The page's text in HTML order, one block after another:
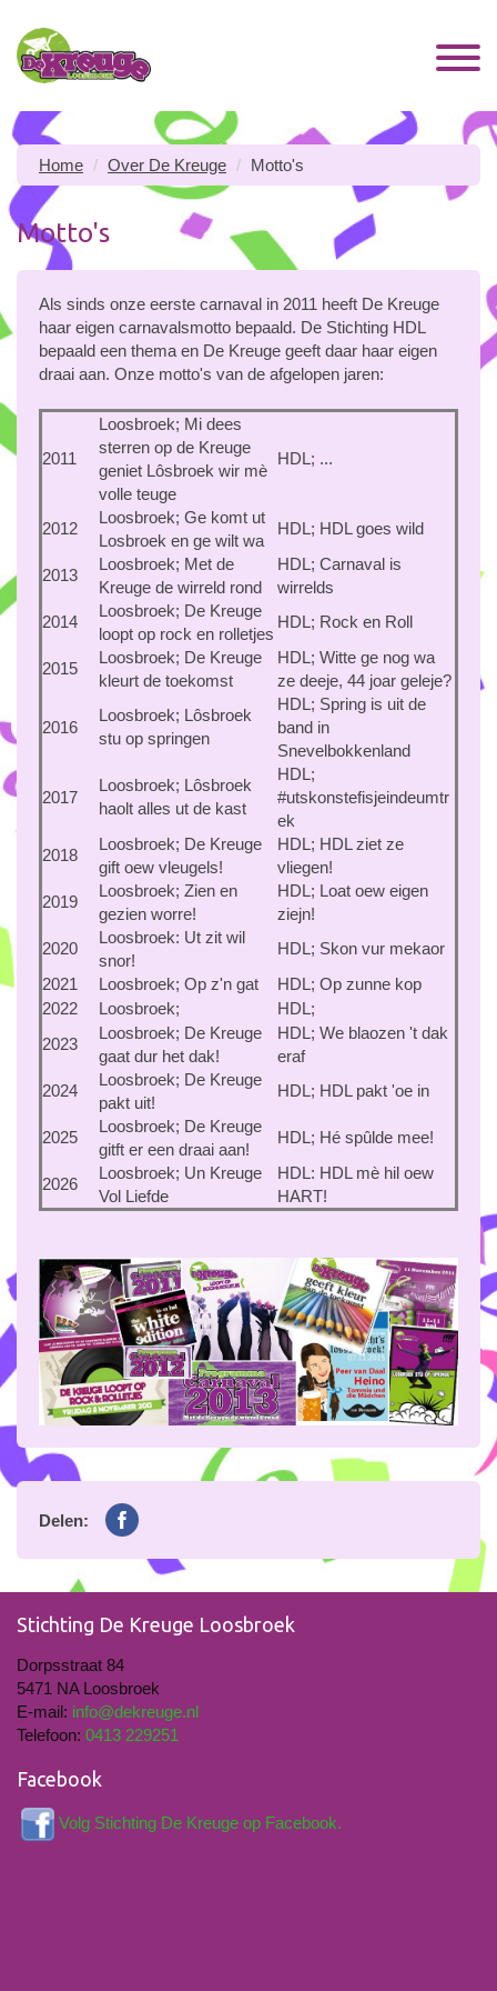
Home Over De Kreuge Motto's
Motto's
Als sinds onze eerste carnaval in 2011 heeft De Kreuge
haar eigen carnavalsmotto bepaald. De Stichting HDL
bepaald een thema en De Kreuge geeft daar haar eigen
draai aan. Onze motto's van de afgelopen jaren:
2011
Loosbroek; Mi dees
sterren op de Kreuge
geniet Lôsbroek wir mè
volle teuge
HDL; ...
2012
Loosbroek; Ge komt ut
Losbroek en ge wilt wa
HDL; HDL goes wild
2013
Loosbroek; Met de
Kreuge de wirreld rond
HDL; Carnaval is
wirrelds
2014
Loosbroek; De Kreuge
loopt op rock en rolletjes
HDL; Rock en Roll
2015
Loosbroek; De Kreuge
kleurt de toekomst
HDL; Witte ge nog wa
ze deeje, 44 joar geleje?
2016
Loosbroek; Lôsbroek
stu op springen
HDL; Spring is uit de
band in
Snevelbokkenland
2017
Loosbroek; Lôsbroek
haolt alles ut de kast
HDL;
#utskonstefisjeindeumtr
ek
2018
Loosbroek; De Kreuge
gift oew vleugels!
HDL; HDL ziet ze
vliegen!
2019
Loosbroek; Zien en
gezien worre!
HDL; Loat oew eigen
ziejn!
2020
Loosbroek: Ut zit wil
snor!
HDL; Skon vur mekaor
2021
Loosbroek; Op z'n gat
HDL; Op zunne kop
2022
Loosbroek;
HDL;
2023
Loosbroek; De Kreuge
gaat dur het dak!
HDL; We blaozen 't dak
eraf
2024
Loosbroek; De Kreuge
pakt uit!
HDL; HDL pakt 'oe in
2025
Loosbroek; De Kreuge
gitft er een draai aan!
HDL; Hé spûlde mee!
2026
Loosbroek; Un Kreuge
Vol Liefde
HDL: HDL mè hil oew
HART!
Delen:
Stichting De Kreuge Loosbroek
Dorpsstraat 84
5471 NA Loosbroek
E-mail: info@dekreuge.nl
Telefoon: 0413 229251
Facebook
Volg Stichting De Kreuge op Facebook.